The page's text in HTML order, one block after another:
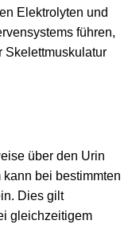
Elektrolyten und
führen,
Skelettmuskulatur
über den Urin
bei bestimmten
Dies gilt
gleichzeitigem